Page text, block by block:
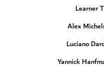
Learner
Alex
Luciano
Yannick